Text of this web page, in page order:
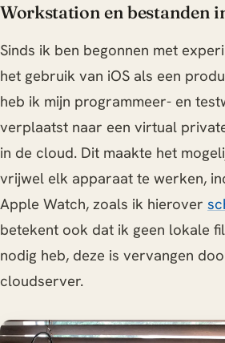
Workstation en bestanden
Sinds ik ben begonnen met
het gebruik van iOS als een
heb ik mijn programmeer- en
verplaatst naar een virtual
in de cloud. Dit maakte het
vrijwel elk apparaat te werken,
Apple Watch, zoals ik hierover
betekent ook dat ik geen lokale
nodig heb, deze is vervangen
cloudserver.